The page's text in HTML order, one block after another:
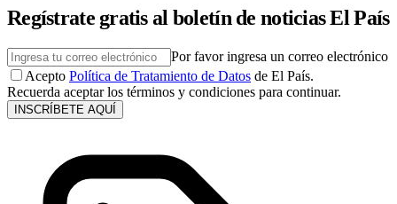
Regístrate gratis al boletín de noticias El País
Por favor ingresa un correo electrónico
Acepto Política de Tratamiento de Datos de El País.
Recuerda aceptar los términos y condiciones para continuar.
INSCRÍBETE AQUÍ